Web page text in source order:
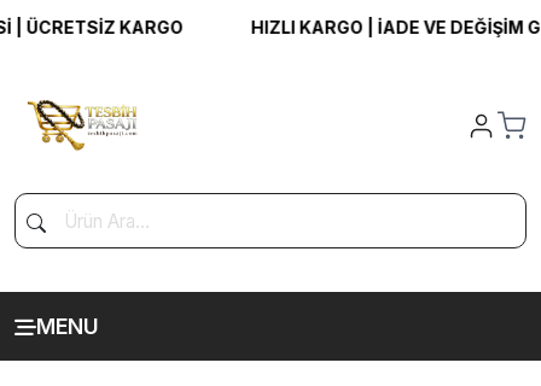
KARGO HIZLI KARGO | İADE VE DEĞİŞİM
MENU